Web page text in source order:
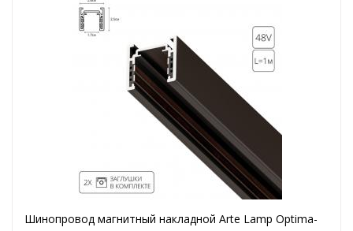
Шинопровод магнитный накладной Arte Lamp Optima-